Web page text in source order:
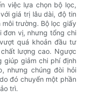
việc lựa chọn bộ lọc,
giá trị lâu dài, độ tin
trường. Bộ lọc giấy
đơn vị, nhưng tổng chi
quá khoản đầu tư
lượng cao. Ngược
giúp giảm chi phí định
nhưng chúng đòi hỏi
đó chuyển một phần
trì.